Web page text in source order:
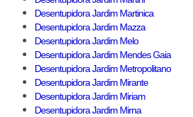
Desentupidora Jardim Martinica
Desentupidora Jardim Mazza
Desentupidora Jardim Melo
Desentupidora Jardim Mendes Gaia
Desentupidora Jardim Metropolitano
Desentupidora Jardim Mirante
Desentupidora Jardim Miriam
Desentupidora Jardim Mirna